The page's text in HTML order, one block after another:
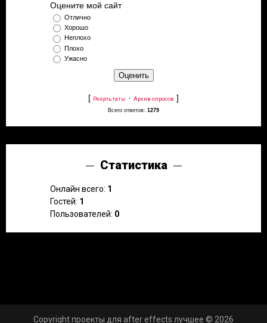
Оцените мой сайт
Отлично
Хорошо
Неплохо
Плохо
Ужасно
[ Результаты · Архив опросов ]
Всего ответов: 1279
Статистика
Онлайн всего: 1
Гостей: 1
Пользователей: 0
Copyright проекты для after effects лучшее © 2026